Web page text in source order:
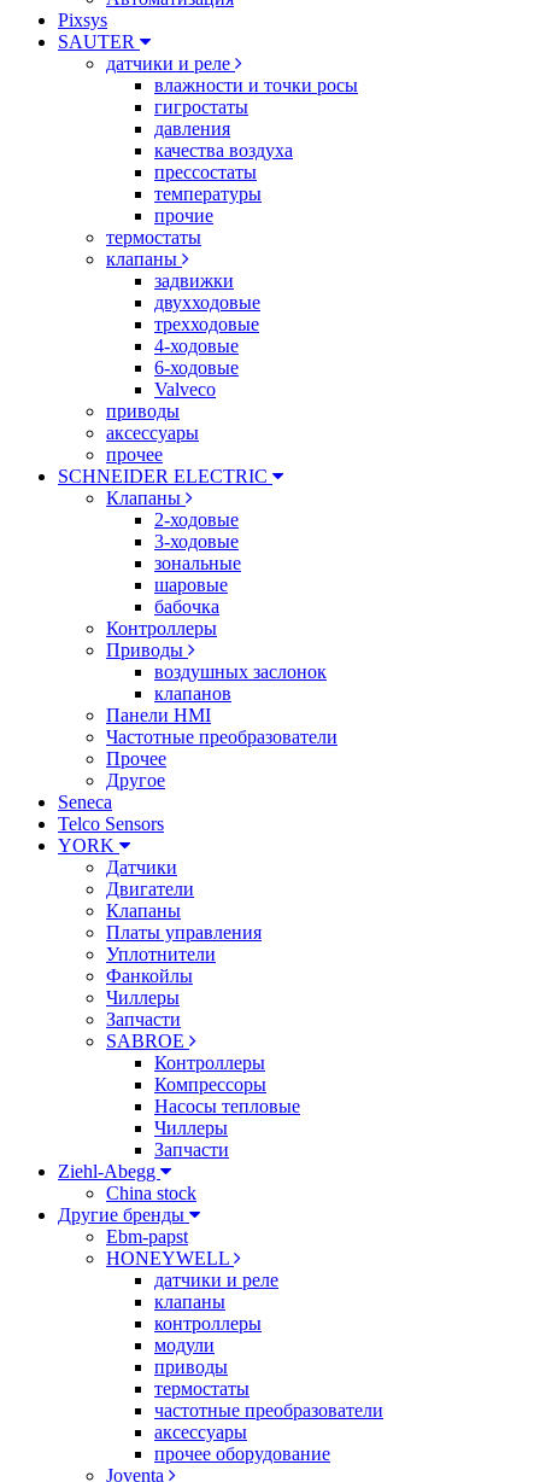
Pixsys
SAUTER
датчики и реле
влажности и точки росы
гигростаты
давления
качества воздуха
прессостаты
температуры
прочие
термостаты
клапаны
задвижки
двухходовые
трехходовые
4-ходовые
6-ходовые
Valveco
приводы
аксессуары
прочее
SCHNEIDER ELECTRIC
Клапаны
2-ходовые
3-ходовые
зональные
шаровые
бабочка
Контроллеры
Приводы
воздушных заслонок
клапанов
Панели HMI
Частотные преобразователи
Прочее
Другое
Seneca
Telco Sensors
YORK
Датчики
Двигатели
Клапаны
Платы управления
Уплотнители
Фанкойлы
Чиллеры
Запчасти
SABROE
Контроллеры
Компрессоры
Насосы тепловые
Чиллеры
Запчасти
Ziehl-Abegg
China stock
Другие бренды
Ebm-papst
HONEYWELL
датчики и реле
клапаны
контроллеры
модули
приводы
термостаты
частотные преобразователи
аксессуары
прочее оборудование
Joventa